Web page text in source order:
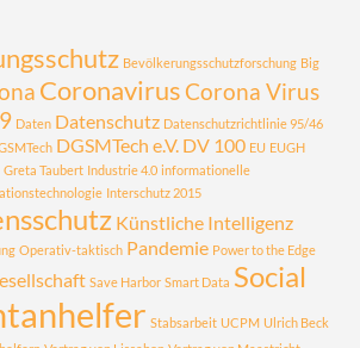
Bevölkerungsschutzforschung Big
Coronavirus Corona Virus
Daten Datenschutz Datenschutzrichtlinie 95/46
DGSMTech e.V. DV 100 EU EUGH
Greta Taubert Industrie 4.0 informationelle
Interschutz 2015
Künstliche Intelligenz
Operativ-taktisch Pandemie Power to the Edge
Save Harbor Smart Data Social
Stabsarbeit UCPM Ulrich Beck